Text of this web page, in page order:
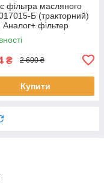
фільтра масляного
Б (тракторний)
Аналог+ фільтер
зборі)
₴ 2 600 ₴
Купити